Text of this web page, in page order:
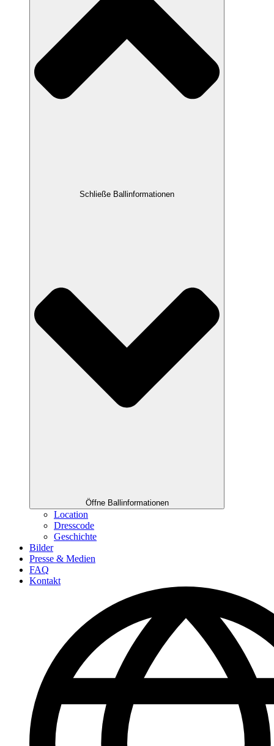
Schließe Ballinformationen
Öffne Ballinformationen
Location
Dresscode
Geschichte
Bilder
Presse & Medien
FAQ
Kontakt